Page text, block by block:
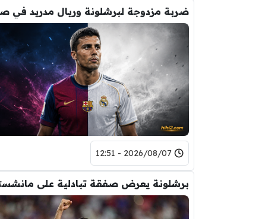
2026/08/07 - 12:51